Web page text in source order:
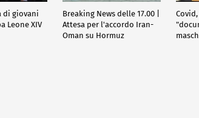
di giovani
Leone XIV
Breaking News delle 17.00 |
Attesa per l'accordo Iran-
Oman su Hormuz